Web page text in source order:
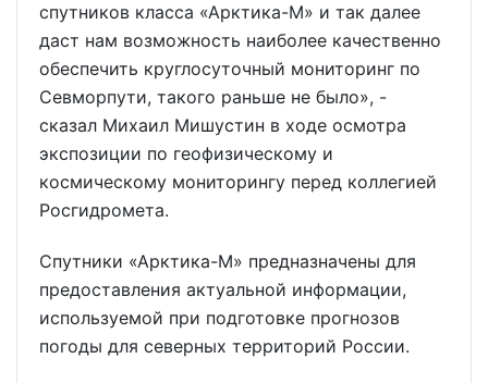
спутников класса «Арктика-М» и так далее
даст нам возможность наиболее качественно
обеспечить круглосуточный мониторинг по
Севморпути, такого раньше не было», -
сказал Михаил Мишустин в ходе осмотра
экспозиции по геофизическому и
космическому мониторингу перед коллегией
Росгидромета.
Спутники «Арктика-М» предназначены для
предоставления актуальной информации,
используемой при подготовке прогнозов
погоды для северных территорий России.